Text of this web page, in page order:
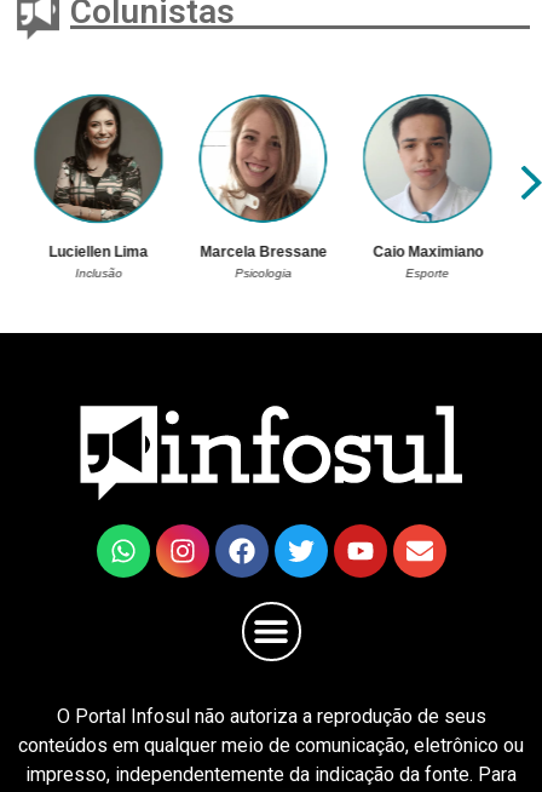
Colunistas
Luciellen Lima
Inclusão
Marcela Bressane
Psicologia
Caio Maximiano
Esporte
O Portal Infosul não autoriza a reprodução de seus
conteúdos em qualquer meio de comunicação, eletrônico ou
impresso, independentemente da indicação da fonte. Para